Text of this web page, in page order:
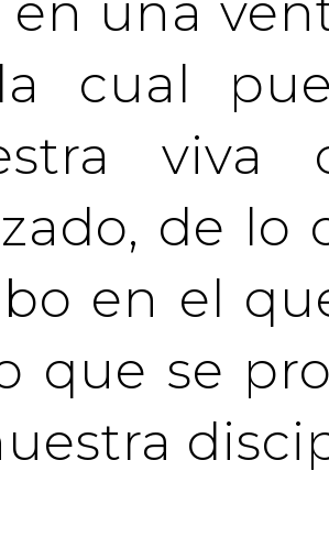
en una
cual
de lo
en el
que se